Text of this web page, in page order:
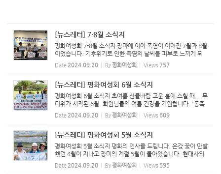
[뉴스레터] 7·8월 소식지
평화여성회 7-8월 소식지 장마에 이어 폭염이 이어진 7월과 8월
이었습니다. 기후위기로 인한 폭염의 날씨를 피부로 느끼게 되
는 날씨에 회원님들 모두 건강하신지요. 7월, 아직도 한반도에
전쟁의 구름을 드리우고 있는 7·27 정전협정 체결 71년이 되...
Date 2024.09.20 By평화여성회 Views 757
[뉴스레터] 평화여성회 6월 소식지
평화여성회 6월 소식지 초여름 산들바람 고운 볼에 스칠 때... 무
더위가 시작된 6월. 회원님들의 여름 건강을 기원합니다. '동족
상잔, 골육상쟁의 비극'이라고 표현되는 한국전쟁이 발발한 지
74년이 되는 달. 전쟁기 모진 아픔을 겪고 아직도 분단된...
Date 2024.09.20 By평화여성회 Views 609
[뉴스레터] 평화여성회 5월 소식지
평화여성회 5월 소식지 평화의 인사를 드립니다. 온갖 꽃이 만발
했던 4월이 지나고 장미의 계절 5월이 돌아왔습니다. 현대사의
비극 518이 있었던 달이고, 524 평화와 군축을 위한 세계 여성
의 날이 있는 달이기도 합니다. 5월 한 달, 평화여성회는 짙어지
Date 2024.09.20 By평화여성회 Views 595